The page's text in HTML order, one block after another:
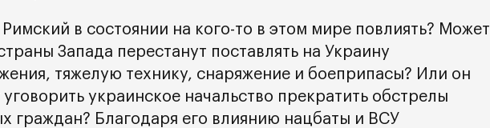
в состоянии на кого-то в этом мире повлиять? Может
Запада перестанут поставлять на Украину
тяжелую технику, снаряжение и боеприпасы? Или он
украинское начальство прекратить обстрелы
граждан? Благодаря его влиянию нацбаты и ВСУ